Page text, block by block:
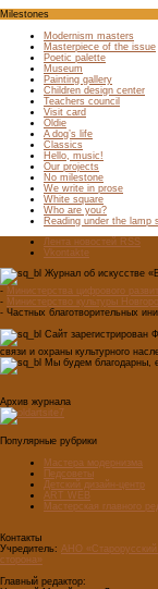
Milestones
Modernism masters
Masterpiece of the issue
Poetic palette
Museum
Painting gallery
Children design center
Teachers council
Visit card
Oldie
A dog’s life
Classics
Hello, music!
Our projects
No milestone
We write in prose
White square
Who are you?
Reading under the lamp
Лента новостей RSS
Vkontakte
Журнал об искусстве
- Министерства цифрового
- Министерство культуры
- Частных благотворительных
Сайт зарегистрирован
связи и охраны культурного
Мы будем благодарны,
Архив журнала
Популярные рубрики
Мастера модернизма
Педсоветы
Детский дизайн-центр
ART WEB
Мастерская главного
Контакты
Учредитель: АНО «Старорусский
сторона»
Главный редактор: